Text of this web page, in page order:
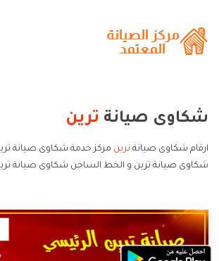
شكاوى صيانة ترين
ارقام شكاوى صيانة ترين مركز خدمة شكاوى صيانة
شكاوى صيانة ترين و الخط الساخن شكاوى صيانة